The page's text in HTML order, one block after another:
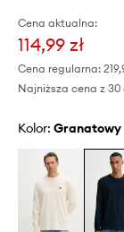
Cena aktualna:
114,99 zł
Cena regularna:
Najniższa cena z
Kolor: granatowy